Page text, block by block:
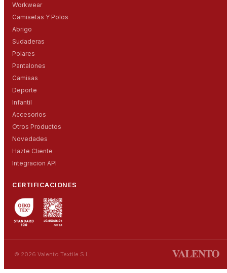
Workwear
Camisetas Y Polos
Abrigo
Sudaderas
Polares
Pantalones
Camisas
Deporte
Infantil
Accesorios
Otros Productos
Novedades
Hazte Cliente
Integracion API
CERTIFICACIONES
© 2026 Valento Textile S.L.